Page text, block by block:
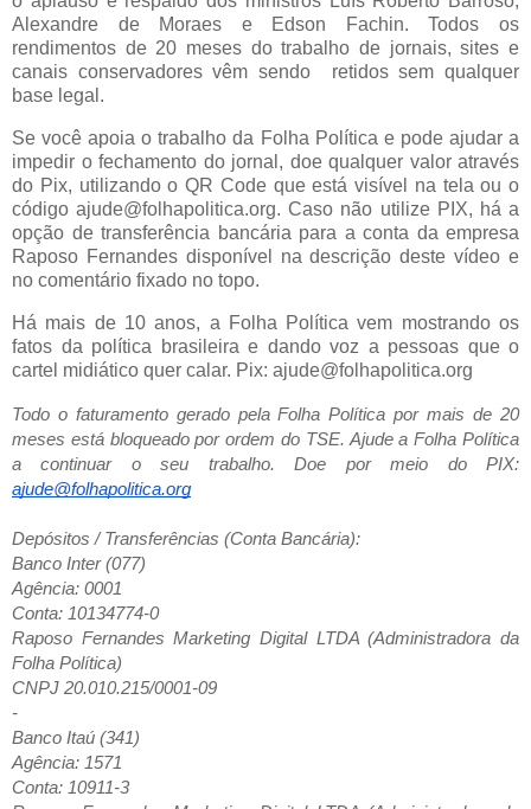
Alexandre de Moraes e Edson Fachin. Todos os
rendimentos de 20 meses do trabalho de jornais, sites e
canais conservadores vêm sendo retidos sem qualquer
base legal.
Se você apoia o trabalho da Folha Política e pode ajudar a
impedir o fechamento do jornal, doe qualquer valor através
do Pix, utilizando o QR Code que está visível na tela ou o
código ajude@folhapolitica.org. Caso não utilize PIX, há a
opção de transferência bancária para a conta da empresa
Raposo Fernandes disponível na descrição deste vídeo e
no comentário fixado no topo.
Há mais de 10 anos, a Folha Política vem mostrando os
fatos da política brasileira e dando voz a pessoas que o
cartel midiático quer calar. Pix: ajude@folhapolitica.org
Todo o faturamento gerado pela Folha Política por mais de 20
meses está bloqueado por ordem do TSE. Ajude a Folha Política
a continuar o seu trabalho. Doe por meio do PIX:
ajude@folhapolitica.org
Depósitos / Transferências (Conta Bancária):
Banco Inter (077)
Agência: 0001
Conta: 10134774-0
Raposo Fernandes Marketing Digital LTDA (Administradora da
Folha Política)
CNPJ 20.010.215/0001-09
-
Banco Itaú (341)
Agência: 1571
Conta: 10911-3